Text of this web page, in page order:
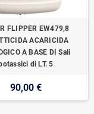
FLIPPER EW479,8
ACARICIDA
A BASE DI Sali
di LT. 5
90,00 €